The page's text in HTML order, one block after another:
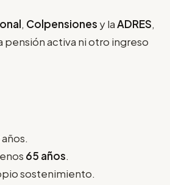
, Colpensiones y laADRES,
pensión activa ni otro ingreso
65 años.
sostenimiento.